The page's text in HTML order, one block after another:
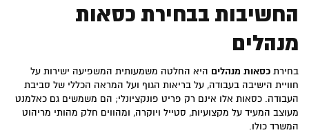
החשיבות בבחירת כסאות
מנהלים
בחירת כסאות מנהלים היא החלטה משמעותית המשפיעה ישירות על
חוויית הישיבה בעבודה, על בריאות הגוף ועל המראה הכללי של סביבת
העבודה. כסאות אלו אינם רק פריט פונקציונלי; הם משמשים גם כאלמנט
מעוצב המעיד על מקצועיות, סטייל ויוקרה, ומהווים חלק מהותי מריהוט
המשרד כולו.